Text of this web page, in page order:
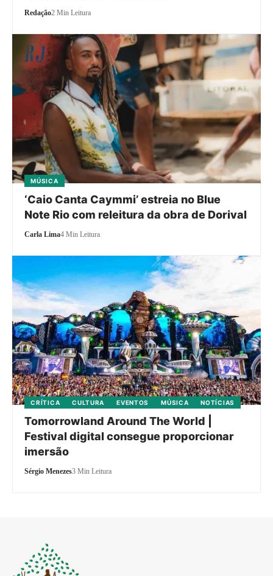
Redação2 Min Leitura
MÚSICA
‘Caio Canta Caymmi’ estreia no Blue
Note Rio com releitura da obra de Dorival
Carla Lima4 Min Leitura
CRÍTICA CULTURA EVENTOS MÚSICA NOTÍCIAS
Tomorrowland Around The World |
Festival digital consegue proporcionar
imersão
Sérgio Menezes3 Min Leitura